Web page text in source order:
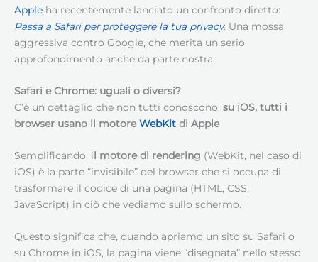
Apple ha recentemente lanciato un confronto diretto:
Passa a Safari per proteggere la tua privacy. Una mossa
aggressiva contro Google, che merita un serio
approfondimento anche da parte nostra.
Safari e Chrome: uguali o diversi?
C’è un dettaglio che non tutti conoscono: su iOS, tutti i
browser usano il motoreWebKit di Apple
Semplificando, i l motore di rendering (WebKit, nel caso di
iOS) è la parte “invisibile” del browser che si occupa di
trasformare il codice di una pagina (HTML, CSS,
JavaScript) in ciò che vediamo sullo schermo.
Questo significa che, quando apriamo un sito su Safari o
su Chrome in iOS, la pagina viene “disegnata” nello stesso